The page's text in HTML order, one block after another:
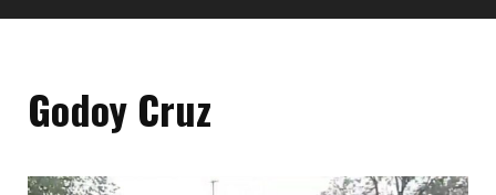
Godoy Cruz